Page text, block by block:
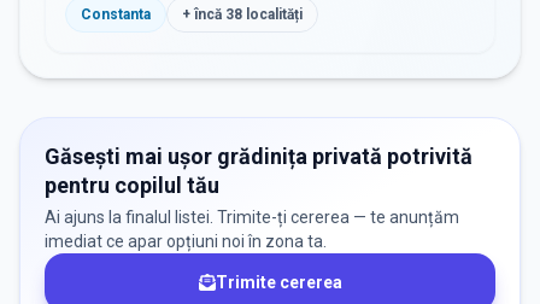
Constanta + încă 38 localități
Găsești mai ușor grădinița privată potrivită
pentru copilul tău
Ai ajuns la finalul listei. Trimite-ți cererea — te anunțăm
imediat ce apar opțiuni noi în zona ta.
Trimite cererea